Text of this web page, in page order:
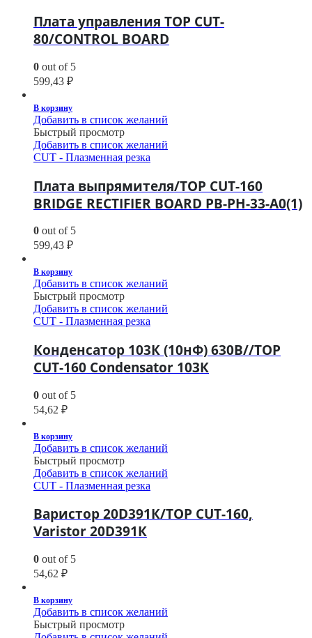
Плата управления TOP CUT-
80/CONTROL BOARD
0 out of 5
599,43 ₽
В корзину
Добавить в список желаний
Быстрый просмотр
Добавить в список желаний
CUT - Плазменная резка
Плата выпрямителя/TOP CUT-160
BRIDGE RECTIFIER BOARD PB-PH-33-A0(1)
0 out of 5
599,43 ₽
В корзину
Добавить в список желаний
Быстрый просмотр
Добавить в список желаний
CUT - Плазменная резка
Конденсатор 103К (10нФ) 630В//TOP
CUT-160 Condensator 103К
0 out of 5
54,62 ₽
В корзину
Добавить в список желаний
Быстрый просмотр
Добавить в список желаний
CUT - Плазменная резка
Варистор 20D391К/TOP CUT-160,
Varistor 20D391К
0 out of 5
54,62 ₽
В корзину
Добавить в список желаний
Быстрый просмотр